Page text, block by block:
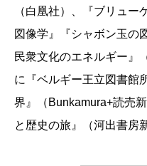
（白凰社）、『ブリュ
図像学』『シャボン玉
民衆文化のエネルギー』
に『ベルギー王立図書
界』（Bunkamura+読売
と歴史の旅』（河出書房